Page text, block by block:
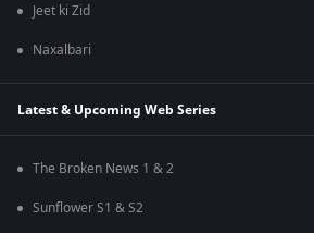
Jeet ki Zid
Naxalbari
Latest & Upcoming Web Series
The Broken News 1 & 2
Sunflower S1 & S2